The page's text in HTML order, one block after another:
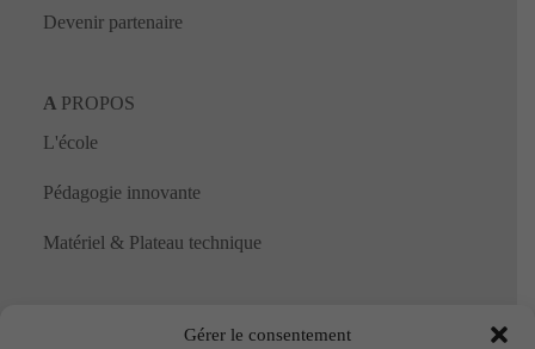
Gérer le consentement
Devenir partenaire
A PROPOS
L'école
Pédagogie innovante
Matériel & Plateau technique
NOUS CONTACTER